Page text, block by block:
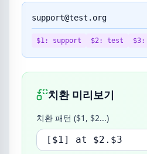
support@test.org
$1: support $2: test
치환 미리보기
치환 패턴 ($1, $2...)